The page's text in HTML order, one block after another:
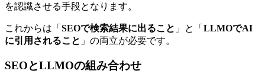
を認識させる手段となります。
これからは「 SEOで検索結果に出ること 」と「 LLMOでAI
に引用されること 」の両立が必要です。
SEOとLLMOの組み合わせ